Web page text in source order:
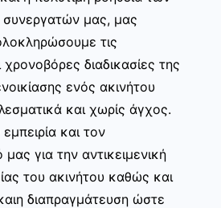
συνεργατών μας, μας
τις
διαδικασίες της
ενός ακινήτου
και χωρίς άγχος.
και τον
για την αντικειμενική
του ακινήτου καθώς και
διαπραγμάτευση ώστε